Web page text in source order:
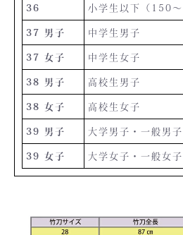
36
小学生以下（150
37 男子
中学生男子
37 女子
中学生女子
38 男子
高校生男子
38 女子
高校生女子
39 男子
大学男子・一般男子
39 女子
大学女子・一般女子